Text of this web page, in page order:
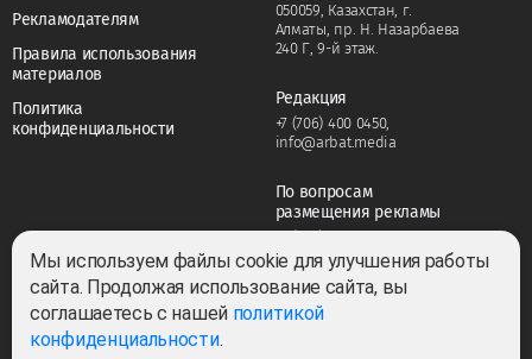
Рекламодателям
Правила использования
материалов
Политика
конфиденциальности
050059, Казахстан, г.
Алматы, пр. Н. Назарбаева
240 Г, 9-й этаж.
Редакция
+7 (706) 400 0450,
info@arbat.media
По вопросам
размещения рекламы
adv@arbat.media
Мы используем файлы cookie для улучшения работы
сайта. Продолжая использование сайта, вы
соглашаетесь с нашей политикой
конфиденциальности.